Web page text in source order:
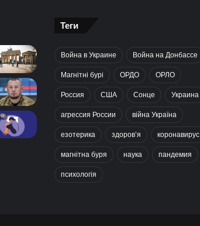
Теги
Война в Украине Война на Донбассе
Магнітні бурі ОРДО ОРЛО
Россия США Сонце Украина
агрессия России війна Україна
езотерика здоров’я коронавирус
магнітна буря наука пандемия
психологія